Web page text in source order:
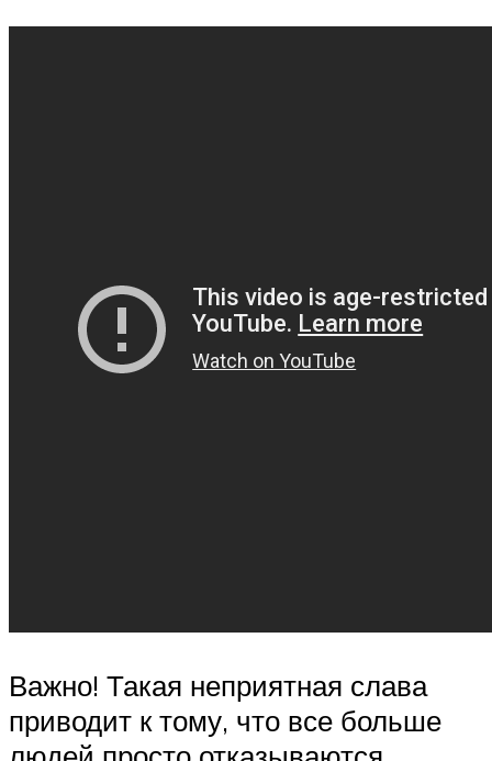
Важно! Такая неприятная слава
приводит к тому, что все больше